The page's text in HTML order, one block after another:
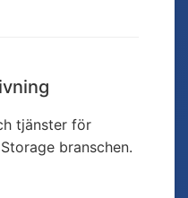
tjänster för
branschen.